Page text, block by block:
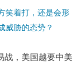
笑着打，还是会形
威胁的态势？
战，美国越要中美